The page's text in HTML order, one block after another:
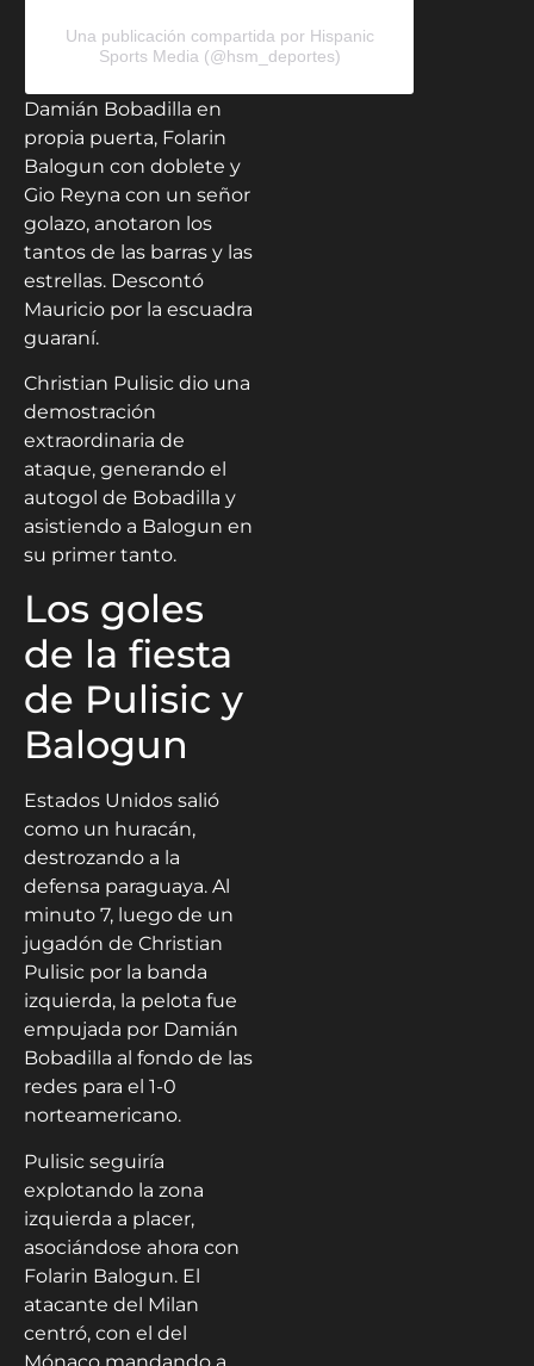
Una publicación compartida por Hispanic
Sports Media (@hsm_deportes)
Damián Bobadilla en
propia puerta, Folarin
Balogun con doblete y
Gio Reyna con un señor
golazo, anotaron los
tantos de las barras y las
estrellas. Descontó
Mauricio por la escuadra
guaraní.
Christian Pulisic dio una
demostración
extraordinaria de
ataque, generando el
autogol de Bobadilla y
asistiendo a Balogun en
su primer tanto.
Los goles
de la fiesta
de Pulisic y
Balogun
Estados Unidos salió
como un huracán,
destrozando a la
defensa paraguaya. Al
minuto 7, luego de un
jugadón de Christian
Pulisic por la banda
izquierda, la pelota fue
empujada por Damián
Bobadilla al fondo de las
redes para el 1-0
norteamericano.
Pulisic seguiría
explotando la zona
izquierda a placer,
asociándose ahora con
Folarin Balogun. El
atacante del Milan
centró, con el del